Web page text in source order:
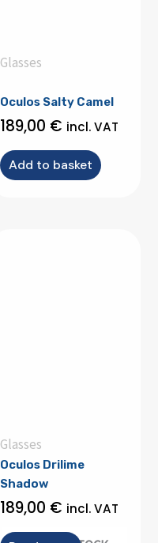
Glasses
Oculos Salty Camel
189,00 € incl. VAT
Add to basket
Glasses
Oculos Drilime
Shadow
189,00 € incl. VAT